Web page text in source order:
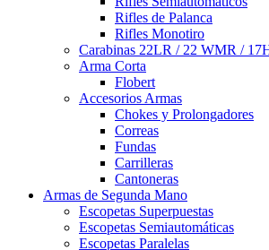
Rifles de Palanca
Rifles Monotiro
Carabinas 22LR / 22 WMR /
Arma Corta
Flobert
Accesorios Armas
Chokes y Prolongadores
Correas
Fundas
Carrilleras
Cantoneras
Armas de Segunda Mano
Escopetas Superpuestas
Escopetas Semiautomáticas
Escopetas Paralelas